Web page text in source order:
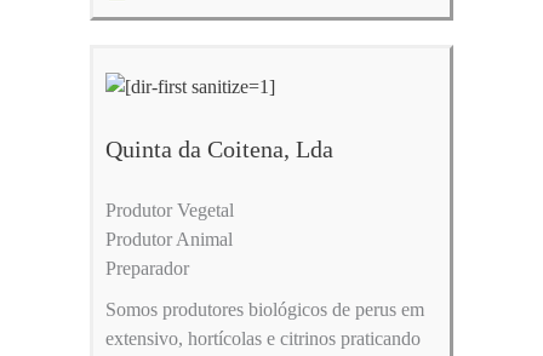
Quinta da Coitena, Lda
Produtor Vegetal
Produtor Animal
Preparador
Somos produtores biológicos de perus em
extensivo, hortícolas e citrinos praticando